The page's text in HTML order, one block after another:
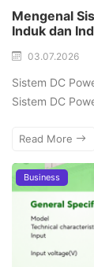
Mengenal
Induk dan
03.07.2026
Sistem DC
Sistem DC
Read More
Business